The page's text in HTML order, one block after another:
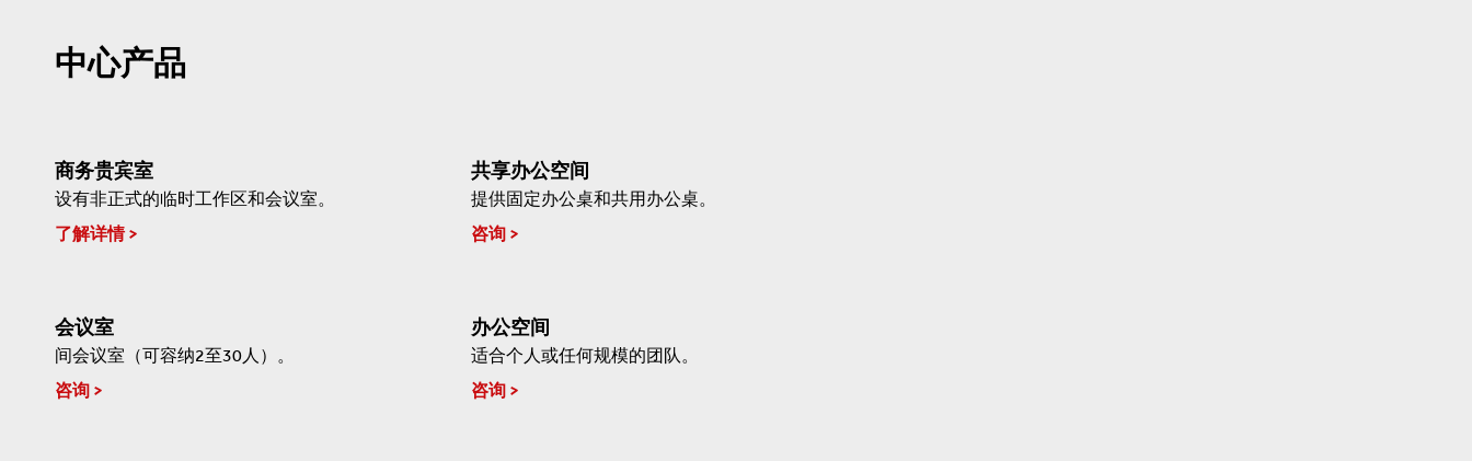
中心产品
商务贵宾室
设有非正式的临时工作区和会议室。
了解详情
共享办公空间
提供固定办公桌和共用办公桌。
咨询
会议室
间会议室（可容纳2至30人）。
咨询
办公空间
适合个人或任何规模的团队。
咨询